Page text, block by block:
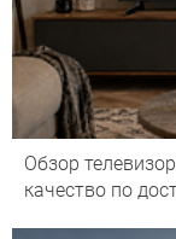
Обзор
качество по